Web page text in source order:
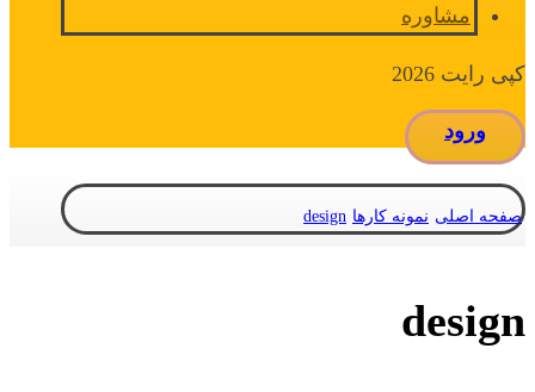
مشاوره
کپی رایت 2026
ورود
صفحه اصلی نمونه کارها design
design